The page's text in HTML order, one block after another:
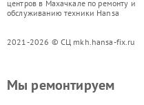
центров в Махачкале по ремонту и
обслуживанию техники Hansa
2021-2026 © СЦ mkh.hansa-fix.ru
Мы ремонтируем